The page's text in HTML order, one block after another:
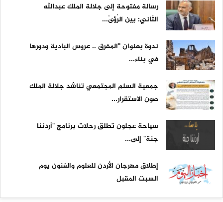
رسالة مفتوحة إلى جلالة الملك عبدالله
الثاني: بين الرُؤىً...
ندوة بعنوان "المفرق .. عروس البادية ودورها
في بناء...
جمعية السلم المجتمعي تناشد جلالة الملك
صون الاستقرار...
سياحة عجلون تطلق رحلات برنامج "أردننا
جنة" إلى...
إطلاق مهرجان الأردن للعلوم والفنون يوم
السبت المقبل